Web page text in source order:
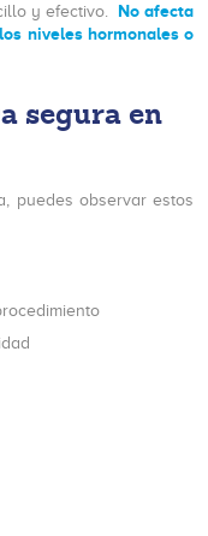
y efectivo.
No afecta
niveles hormonales o
segura en
puedes observar estos